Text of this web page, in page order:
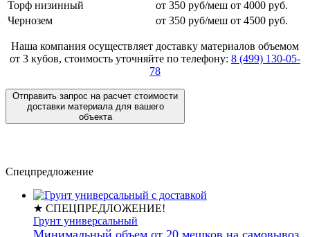
Торф низинный
от 350 руб/меш от 4000 руб.
Чернозем
от 350 руб/меш от 4500 руб.
Наша компания осуществляет доставку материалов объемом
от 3 кубов, стоимость уточняйте по телефону: 8 (499) 130-05-
78
Отправить запрос на расчет стоимости
доставки материала для вашего
объекта
Спецпредложение
★ СПЕЦПРЕДЛОЖЕНИЕ!
Грунт универсальный